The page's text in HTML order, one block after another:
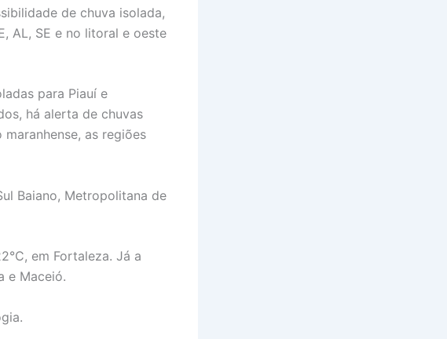
de chuva isolada,
AL, SE e no litoral e oeste
para Piauí e
há alerta de chuvas
as regiões
Baiano, Metropolitana de
em Fortaleza. Já a
e Maceió.